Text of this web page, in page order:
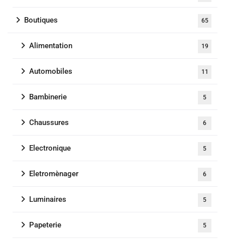
Boutiques 65
Alimentation 19
Automobiles 11
Bambinerie 5
Chaussures 6
Electronique 5
Eletromènager 6
Luminaires 5
Papeterie 5